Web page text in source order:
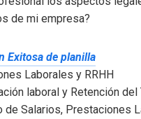
de mi empresa?
Exitosa de planilla
Laborales y RRHH
laboral y Retención del
de Salarios, Prestaciones